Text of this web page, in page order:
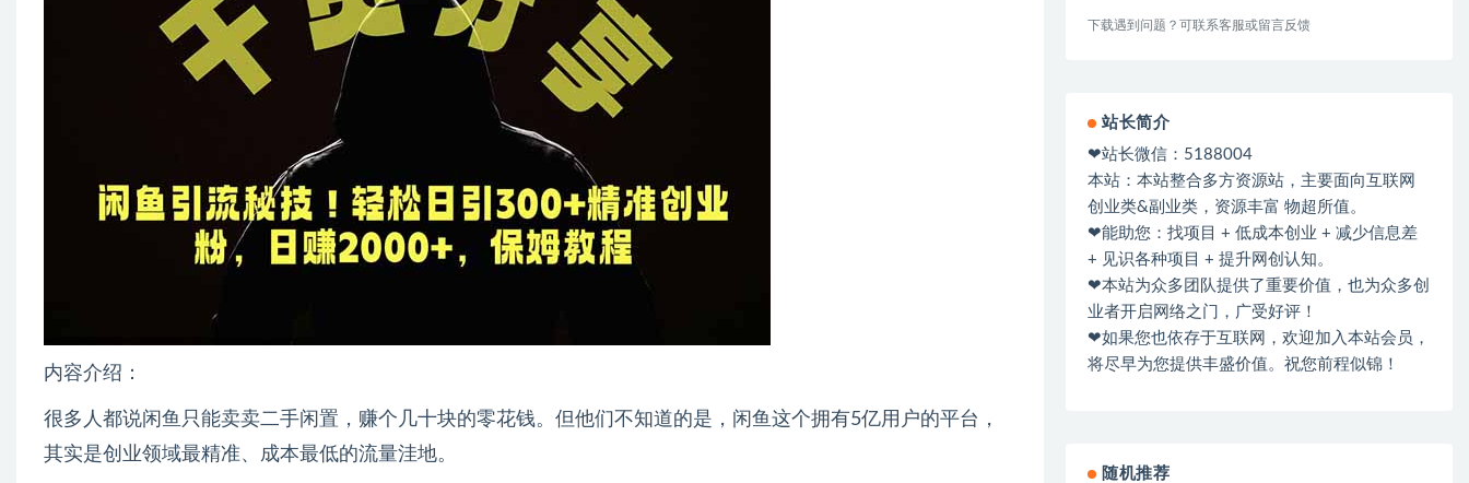
内容介绍：
很多人都说闲鱼只能卖卖二手闲置，赚个几十块的零花钱。但他们不知道的是，闲鱼这个拥有5亿用户的平台，
其实是创业领域最精准、成本最低的流量洼地。
下载遇到问题？可联系客服或留言反馈
站长简介
❤站长微信：5188004
本站：本站整合多方资源站，主要面向互联网
创业类&副业类，资源丰富 物超所值。
❤能助您：找项目 + 低成本创业 + 减少信息差
+ 见识各种项目 + 提升网创认知。
❤本站为众多团队提供了重要价值，也为众多创
业者开启网络之门，广受好评！
❤如果您也依存于互联网，欢迎加入本站会员，
将尽早为您提供丰盛价值。祝您前程似锦！
随机推荐